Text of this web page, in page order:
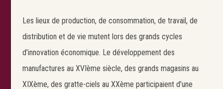
Les lieux de production, de consommation, de travail, de
distribution et de vie mutent lors des grands cycles
d’innovation économique. Le développement des
manufactures au XVIème siècle, des grands magasins au
XIXème, des gratte-ciels au XXème participaient d’une